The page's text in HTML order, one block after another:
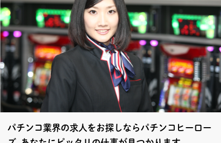
パチンコ業界の求人をお探しならパチンコヒーロー